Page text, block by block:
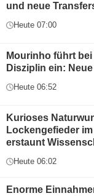
und neue
Heute 07:00
Mourinho führt
Disziplin ein:
Heute 06:52
Kurioses
Lockengefieder
erstaunt
Heute 06:02
Enorme